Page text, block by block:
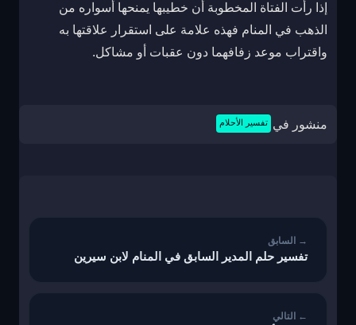
إذا رأت الفتاة المخطوبة أن خطيبها يمنحها أسواره من
الذهب في المنام فهذه علامة على استقرار علاقتها به
واقتراب موعد زفافهما دون عقبات أو مشاكل.
منشور في تفسير الأحلام
تفسير حلم المدير السابق في المنام لابن سيرين